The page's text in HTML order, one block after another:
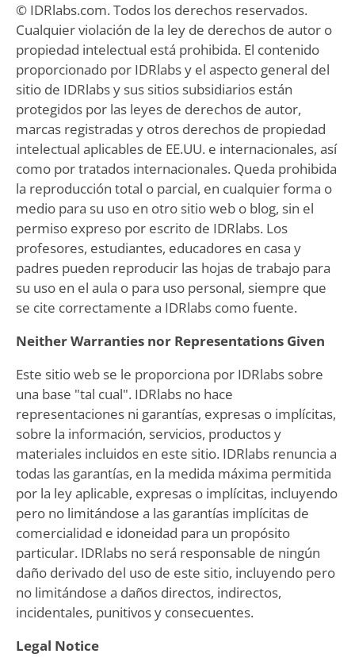
© IDRlabs.com. Todos los derechos reservados.
Cualquier violación de la ley de derechos de autor o
propiedad intelectual está prohibida. El contenido
proporcionado por IDRlabs y el aspecto general del
sitio de IDRlabs y sus sitios subsidiarios están
protegidos por las leyes de derechos de autor,
marcas registradas y otros derechos de propiedad
intelectual aplicables de EE.UU. e internacionales, así
como por tratados internacionales. Queda prohibida
la reproducción total o parcial, en cualquier forma o
medio para su uso en otro sitio web o blog, sin el
permiso expreso por escrito de IDRlabs. Los
profesores, estudiantes, educadores en casa y
padres pueden reproducir las hojas de trabajo para
su uso en el aula o para uso personal, siempre que
se cite correctamente a IDRlabs como fuente.
Neither Warranties nor Representations Given
Este sitio web se le proporciona por IDRlabs sobre
una base "tal cual". IDRlabs no hace
representaciones ni garantías, expresas o implícitas,
sobre la información, servicios, productos y
materiales incluidos en este sitio. IDRlabs renuncia a
todas las garantías, en la medida máxima permitida
por la ley aplicable, expresas o implícitas, incluyendo
pero no limitándose a las garantías implícitas de
comercialidad e idoneidad para un propósito
particular. IDRlabs no será responsable de ningún
daño derivado del uso de este sitio, incluyendo pero
no limitándose a daños directos, indirectos,
incidentales, punitivos y consecuentes.
Legal Notice